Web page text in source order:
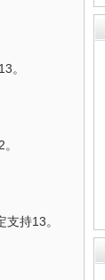
。
持13。